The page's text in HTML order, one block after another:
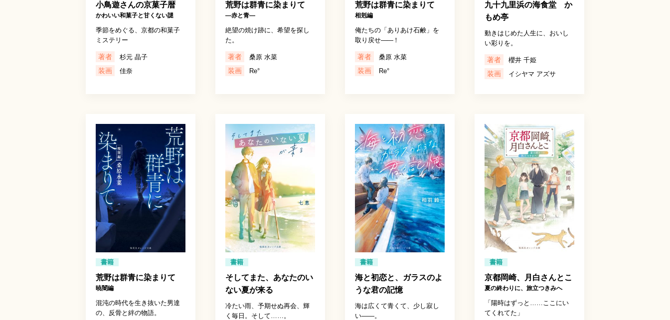
小鳥遊さんの京菓子暦
かわいい和菓子と甘くない謎
季節をめぐる、京都の和菓子
ミステリー
著者 杉元 晶子
装画 佳奈
荒野は群青に染まりて
―赤と青―
絶望の焼け跡に、希望を探し
た。
著者 桑原 水菜
装画 Re°
荒野は群青に染まりて
相剋編
俺たちの「ありあけ石鹸」を
取り戻せ――！
著者 桑原 水菜
装画 Re°
九十九里浜の海食堂 か
もめ亭
動きはじめた人生に、おいし
い彩りを。
著者 櫻井 千姫
装画 イシヤマ アズサ
書籍
荒野は群青に染まりて
暁闇編
混沌の時代を生き抜いた男達
の、反骨と絆の物語。
書籍
そしてまた、あなたのい
ない夏が来る
冷たい雨、予期せぬ再会、輝
く毎日。そして……。
書籍
海と初恋と、ガラスのよ
うな君の記憶
海は広くて青くて、少し寂し
い——。
書籍
京都岡崎、月白さんとこ
夏の終わりに、旅立つきみへ
「陽時はずっと……ここにい
てくれてた」